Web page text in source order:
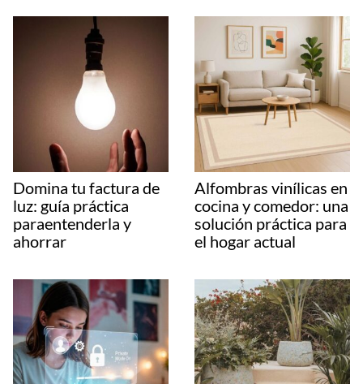
Domina tu factura de
luz: guía práctica
paraentenderla y
ahorrar
Alfombras vinílicas en
cocina y comedor: una
solución práctica para
el hogar actual